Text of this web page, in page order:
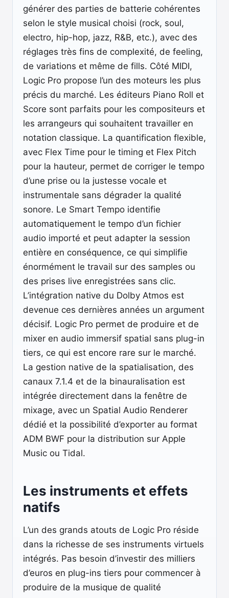
générer des parties de batterie cohérentes
selon le style musical choisi (rock, soul,
electro, hip-hop, jazz, R&B, etc.), avec des
réglages très fins de complexité, de feeling,
de variations et même de fills. Côté MIDI,
Logic Pro propose l’un des moteurs les plus
précis du marché. Les éditeurs Piano Roll et
Score sont parfaits pour les compositeurs et
les arrangeurs qui souhaitent travailler en
notation classique. La quantification flexible,
avec Flex Time pour le timing et Flex Pitch
pour la hauteur, permet de corriger le tempo
d’une prise ou la justesse vocale et
instrumentale sans dégrader la qualité
sonore. Le Smart Tempo identifie
automatiquement le tempo d’un fichier
audio importé et peut adapter la session
entière en conséquence, ce qui simplifie
énormément le travail sur des samples ou
des prises live enregistrées sans clic.
L’intégration native du Dolby Atmos est
devenue ces dernières années un argument
décisif. Logic Pro permet de produire et de
mixer en audio immersif spatial sans plug-in
tiers, ce qui est encore rare sur le marché.
La gestion native de la spatialisation, des
canaux 7.1.4 et de la binauralisation est
intégrée directement dans la fenêtre de
mixage, avec un Spatial Audio Renderer
dédié et la possibilité d’exporter au format
ADM BWF pour la distribution sur Apple
Music ou Tidal.
Les instruments et effets
natifs
L’un des grands atouts de Logic Pro réside
dans la richesse de ses instruments virtuels
intégrés. Pas besoin d’investir des milliers
d’euros en plug-ins tiers pour commencer à
produire de la musique de qualité